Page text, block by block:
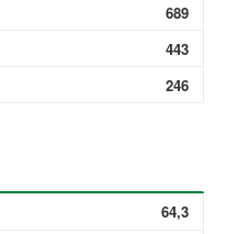
689
443
246
64,3